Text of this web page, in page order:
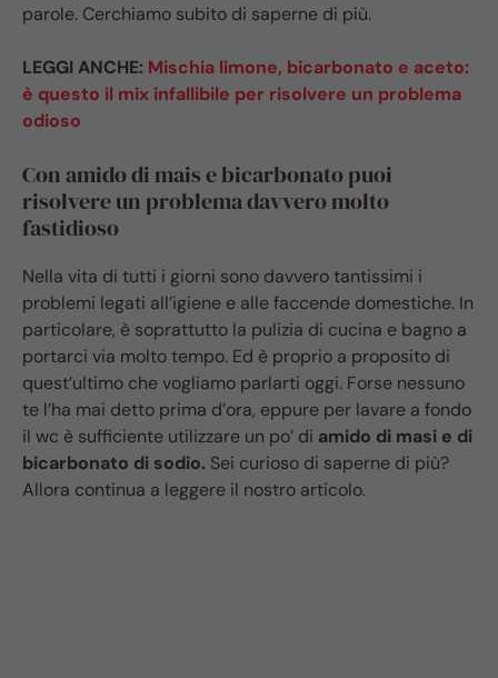
parole. Cerchiamo subito di saperne di più.
LEGGI ANCHE: Mischia limone, bicarbonato e aceto:
è questo il mix infallibile per risolvere un problema
odioso
Con amido di mais e bicarbonato puoi
risolvere un problema davvero molto
fastidioso
Nella vita di tutti i giorni sono davvero tantissimi i
problemi legati all’igiene e alle faccende domestiche. In
particolare, è soprattutto la pulizia di cucina e bagno a
portarci via molto tempo. Ed è proprio a proposito di
quest’ultimo che vogliamo parlarti oggi. Forse nessuno
te l’ha mai detto prima d’ora, eppure per lavare a fondo
il wc è sufficiente utilizzare un po’ di amido di masi e di
bicarbonato di sodio. Sei curioso di saperne di più?
Allora continua a leggere il nostro articolo.